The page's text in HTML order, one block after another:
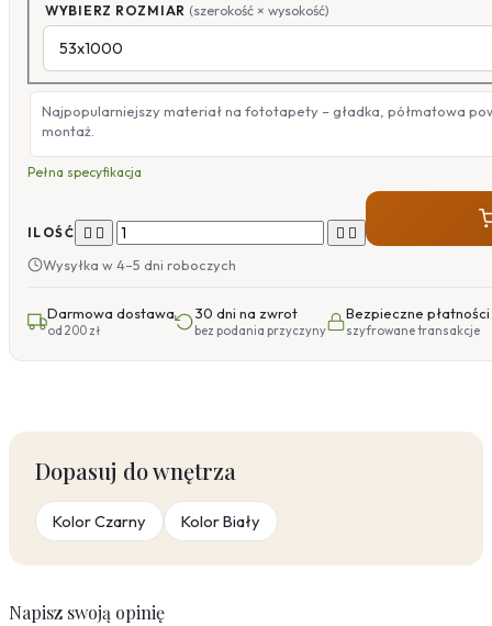
WYBIERZ ROZMIAR (szerokość × wysokość)
Najpopularniejszy materiał na fototapety – gładka, półmatowa
montaż.
Pełna specyfikacja
ILOŚĆ    
Wysyłka w 4–5 dni roboczych
Darmowa dostawa
od 200 zł
30 dni na zwrot
bez podania przyczyny
Bezpieczne płatności
szyfrowane transakcje
Dopasuj do wnętrza
Kolor Czarny Kolor Biały
Napisz swoją opinię